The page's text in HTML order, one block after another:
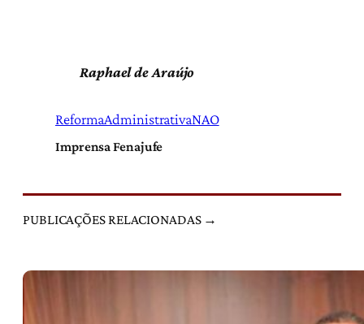
Raphael de Araújo
ReformaAdministrativaNAO
Imprensa Fenajufe
PUBLICAÇÕES RELACIONADAS →